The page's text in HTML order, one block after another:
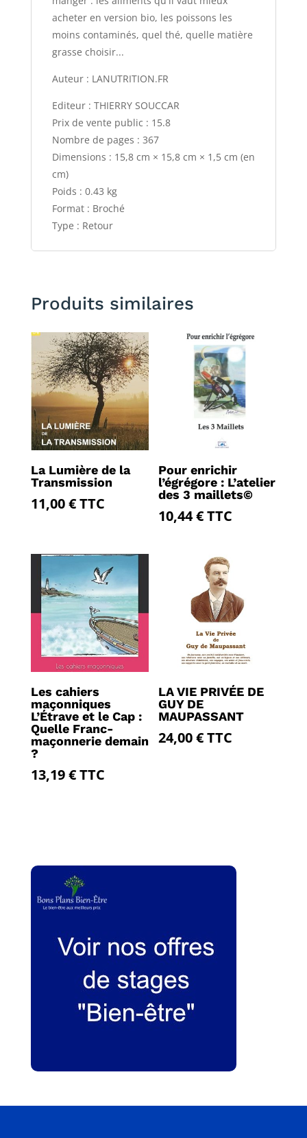
acheter en version bio, les poissons les
moins contaminés, quel thé, quelle matière
grasse choisir...
Auteur : LANUTRITION.FR
Editeur : THIERRY SOUCCAR
Prix de vente public : 15.8
Nombre de pages : 367
Dimensions : 15,8 cm × 15,8 cm × 1,5 cm (en
cm)
Poids : 0.43 kg
Format : Broché
Type : Retour
Produits similaires
La Lumière de la
Transmission
11,00€TTC
Pour enrichir
l’égrégore : L’atelier
des 3 maillets©
10,44€TTC
Les cahiers
maçonniques
L’Étrave et le Cap :
Quelle Franc-
maçonnerie demain
?
13,19€TTC
LA VIE PRIVÉE DE
GUY DE
MAUPASSANT
24,00€TTC